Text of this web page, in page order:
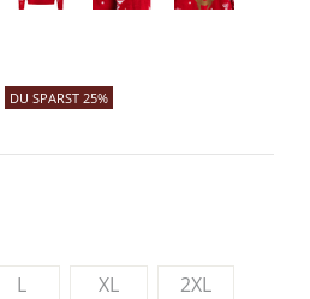
DU SPARST 25%
L XL
2XL